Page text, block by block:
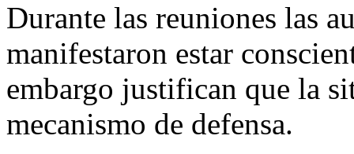
Durante las reuniones las
manifestaron estar
embargo justifican que la
mecanismo de defensa.